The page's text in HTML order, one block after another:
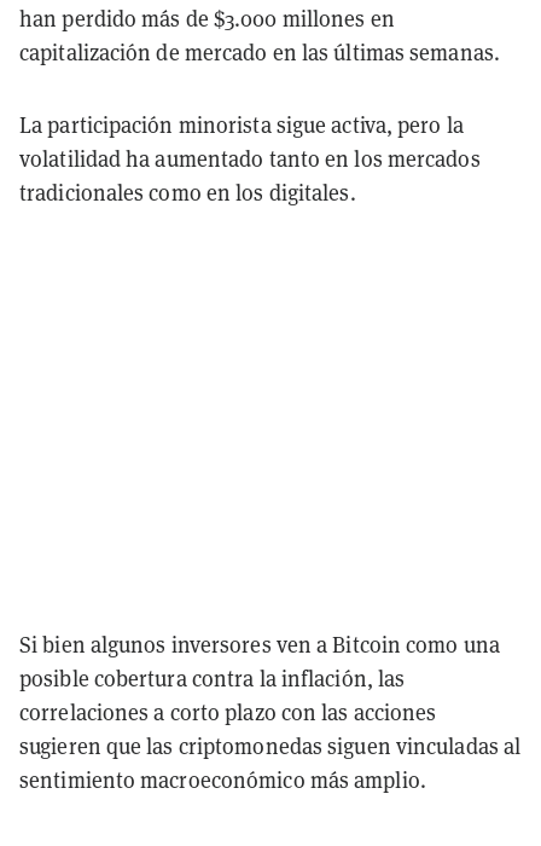
han perdido más de $3.000 millones en
capitalización de mercado en las últimas semanas.
La participación minorista sigue activa, pero la
volatilidad ha aumentado tanto en los mercados
tradicionales como en los digitales.
Si bien algunos inversores ven a Bitcoin como una
posible cobertura contra la inflación, las
correlaciones a corto plazo con las acciones
sugieren que las criptomonedas siguen vinculadas al
sentimiento macroeconómico más amplio.